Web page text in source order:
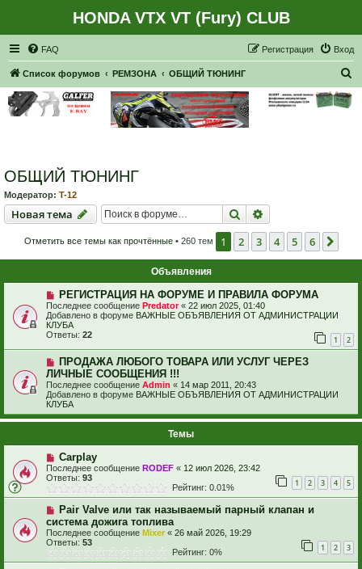
HONDA VTX VT (Fury) CLUB
FAQ Вход
Регистрация
Список форумов РЕМЗОНА ОБЩИЙ ТЮНИНГ
ОБЩИЙ ТЮНИНГ
Модератор: T-12
Новая тема
Новаятема Поиск
Отметить все темы как прочтённые• 260 тем 1 2 3 4 5 6
Объявления
РЕГИСТРАЦИЯ НА ФОРУМЕ И ПРАВИЛА ФОРУМА
Последнее сообщение Predator« 22 июл 2025, 01:40
Добавлено в форуме ВАЖНЫЕ ОБЪЯВЛЕНИЯ ОТ АДМИНИСТРАЦИИ
КЛУБА
Ответы: 22 1 2
ПРОДАЖА ЛЮБОГО ТОВАРА ИЛИ УСЛУГ ЧЕРЕЗ
ЛИЧНЫЕ СООБЩЕНИЯ !!!
Последнее сообщение Admin « 14 мар 2011, 20:43
Добавлено в форуме ВАЖНЫЕ ОБЪЯВЛЕНИЯ ОТ АДМИНИСТРАЦИИ
КЛУБА
Темы
Carplay
Последнее сообщение RODEF « 12 июл 2026, 23:42
Ответы: 93 1 2 3 4 5
Рейтинг: 0.01%
Pair Valve или так называемый парный клапан и
система дожига топлива
Последнее сообщение Mixer « 26 май 2026, 19:29
Ответы: 53 1 2 3
Рейтинг: 0%